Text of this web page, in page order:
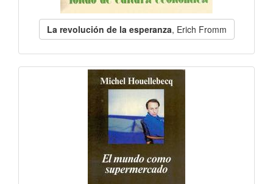
La revolución de la esperanza, Erich Fromm